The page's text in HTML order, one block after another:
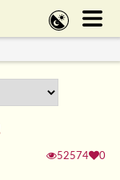
52574 0